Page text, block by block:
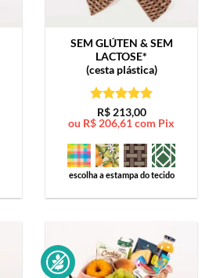
SEM GLÚTEN & SEM
LACTOSE*
(cesta plástica)
Avaliação5
de 5
R$213,00
ou R$ 206,61 com Pix
escolha a estampa do tecido